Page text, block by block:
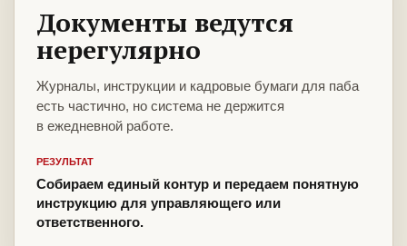
Документы ведутся
нерегулярно
Журналы, инструкции и кадровые бумаги для паба
есть частично, но система не держится
в ежедневной работе.
РЕЗУЛЬТАТ
Собираем единый контур и передаем понятную
инструкцию для управляющего или
ответственного.